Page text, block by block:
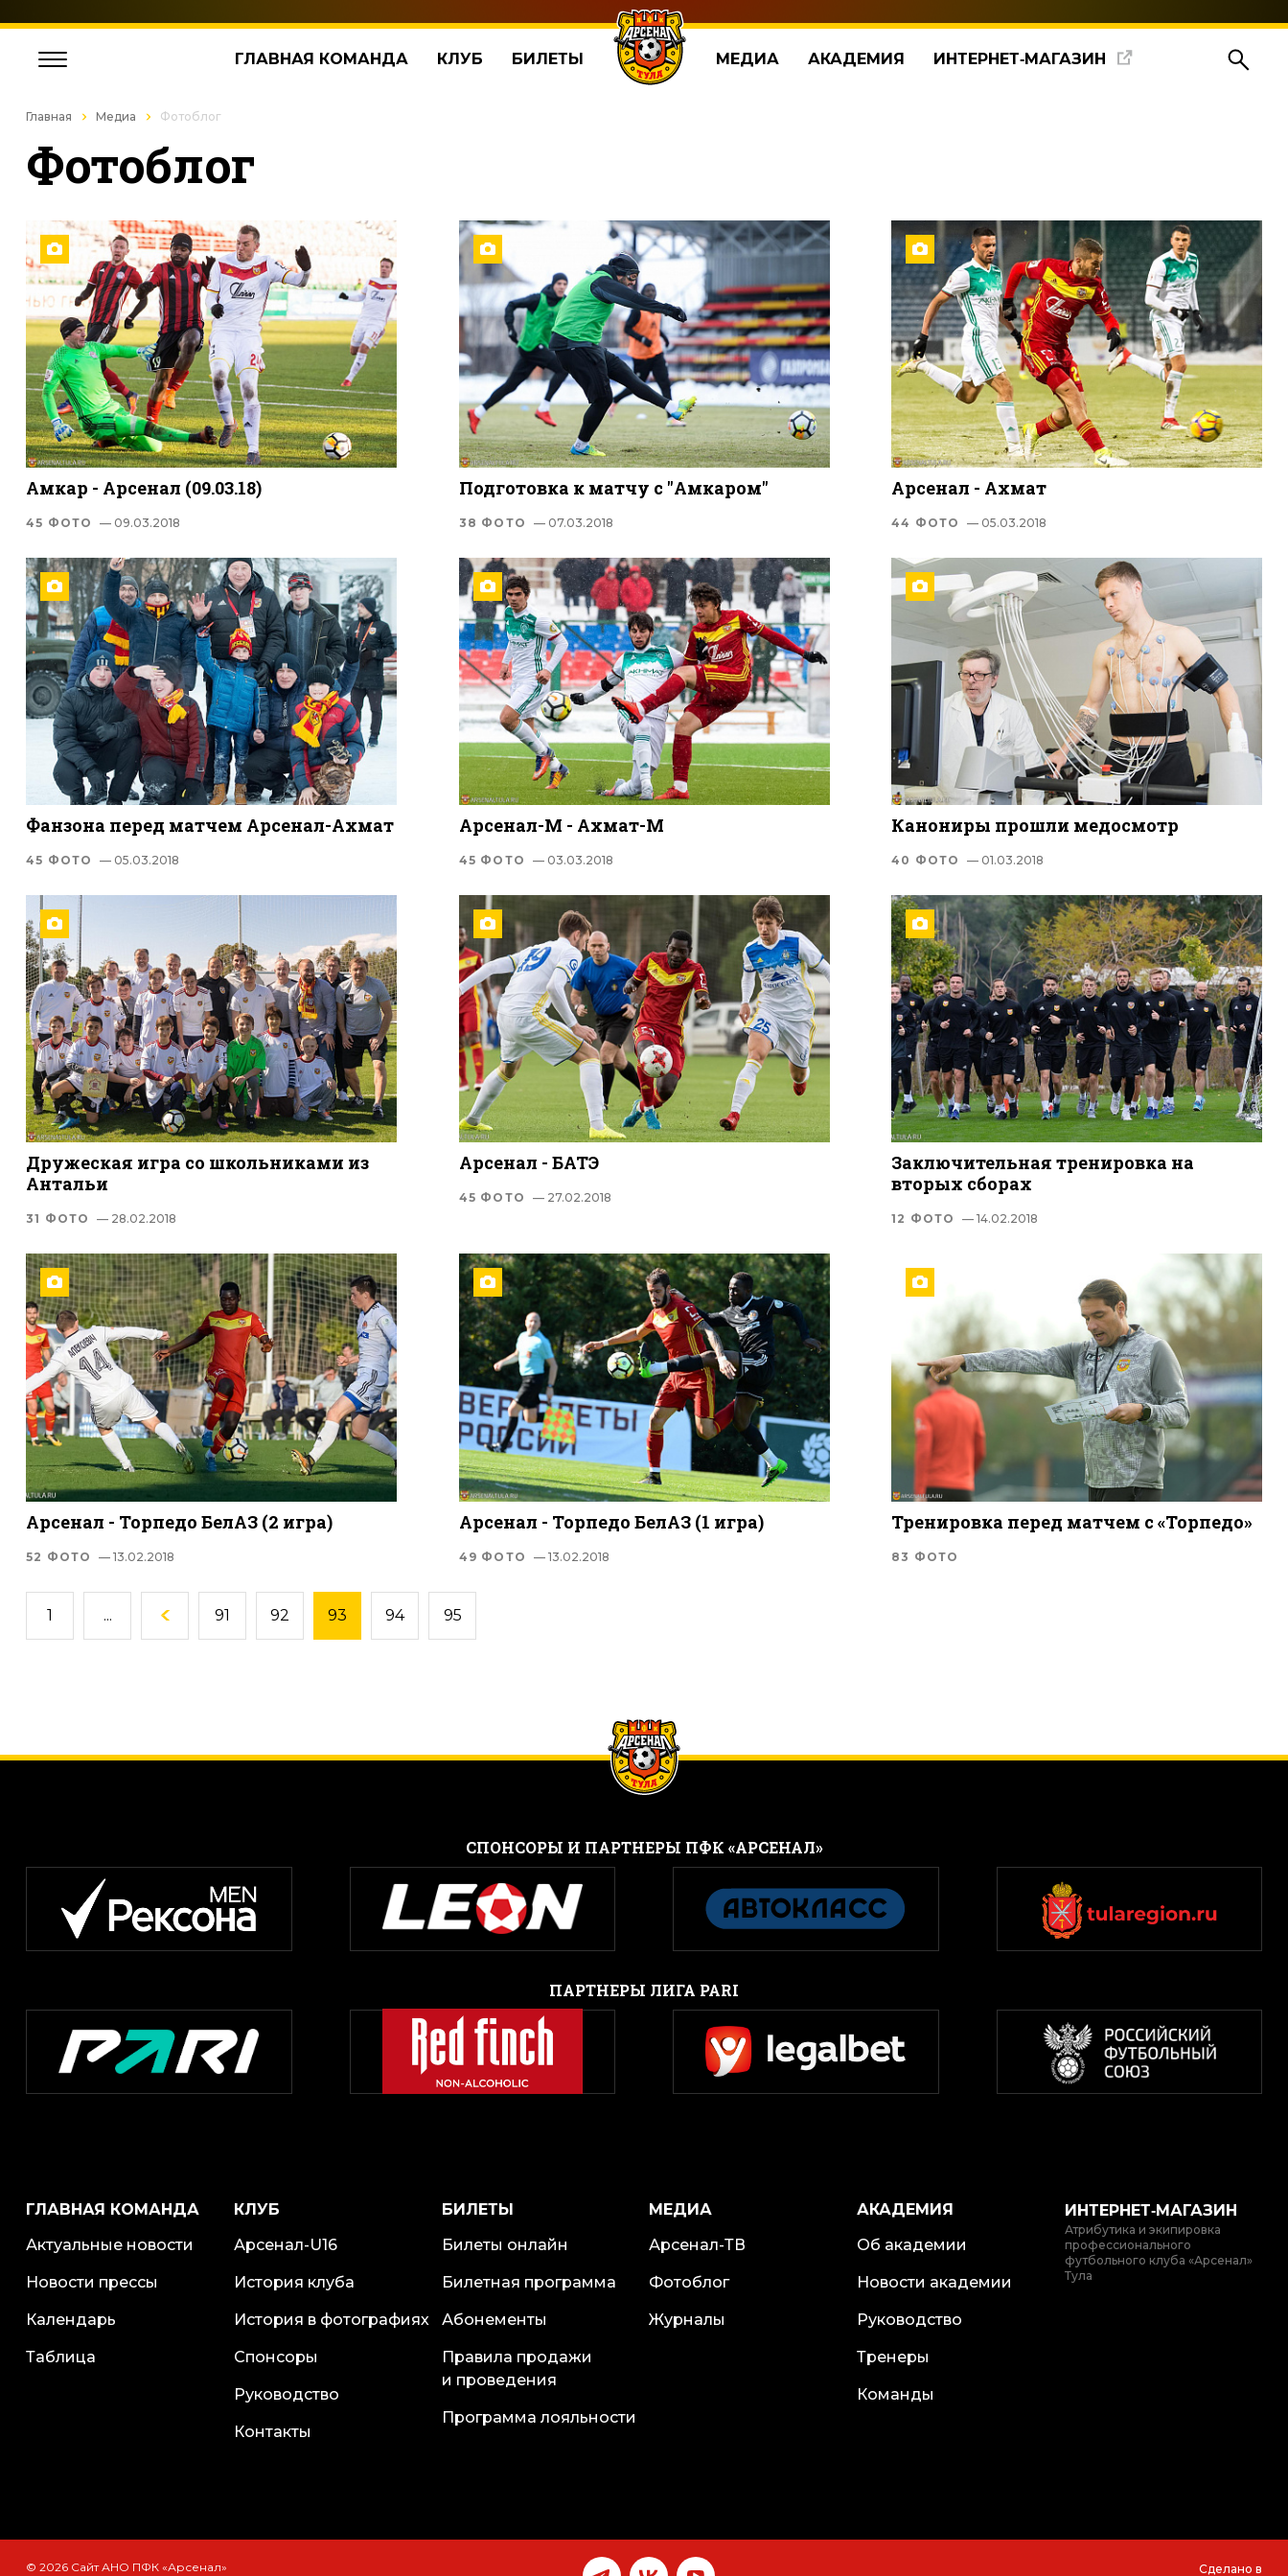
ГЛАВНАЯ КОМАНДА КЛУБ БИЛЕТЫ МЕДИА АКАДЕМИЯ ИНТЕРНЕТ‑МАГАЗИН
Главная Медиа Фотоблог
Фотоблог
Амкар - Арсенал (09.03.18)
45 ФОТО — 09.03.2018
Подготовка к матчу с "Амкаром"
38 ФОТО — 07.03.2018
Арсенал - Ахмат
44 ФОТО — 05.03.2018
Фанзона перед матчем Арсенал-Ахмат
45 ФОТО — 05.03.2018
Арсенал-М - Ахмат-М
45 ФОТО — 03.03.2018
Канониры прошли медосмотр
40 ФОТО — 01.03.2018
Дружеская игра со школьниками из
Антальи
31 ФОТО — 28.02.2018
Арсенал - БАТЭ
45 ФОТО — 27.02.2018
Заключительная тренировка на
вторых сборах
12 ФОТО — 14.02.2018
Арсенал - Торпедо БелАЗ (2 игра)
52 ФОТО — 13.02.2018
Арсенал - Торпедо БелАЗ (1 игра)
49 ФОТО — 13.02.2018
Тренировка перед матчем с «Торпедо»
83 ФОТО
1 ... 91 92 93 94 95
CПОНСОРЫ И ПАРТНЕРЫ ПФК «АРСЕНАЛ»
ПАРТНЕРЫ ЛИГА PARI
ГЛАВНАЯ КОМАНДА
Актуальные новости
Новости прессы
Календарь
Таблица
КЛУБ
Арсенал-U16
История клуба
История в фотографиях
Спонсоры
Руководство
Контакты
БИЛЕТЫ
Билеты онлайн
Билетная программа
Абонементы
Правила продажи
и проведения
Программа лояльности
МЕДИА
Арсенал-ТВ
Фотоблог
Журналы
АКАДЕМИЯ
Об академии
Новости академии
Руководство
Тренеры
Команды
ИНТЕРНЕТ‑МАГАЗИН
Атрибутика и экипировка
профессионального
футбольного клуба «Арсенал»
Тула
© 2026 Сайт АНО ПФК «Арсенал» Сделано в